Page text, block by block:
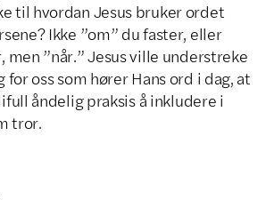
til hvordan Jesus bruker ordet
Ikke ”om” du faster, eller
men ”når.” Jesus ville understreke
oss som hører Hans ord i dag, at
åndelig praksis å inkludere i
tror.